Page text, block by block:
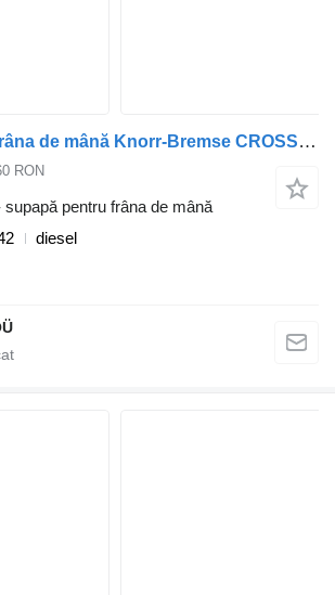
Supapă pentru frâna de mână Knorr-Bremse CROSSWAY (01.06-) DPM61EY pentru autobuz Irisbus Arway, Crossway, Crealis, Magelys, Proway, Daily Tourys (2006-)
RON
pentru frâna de mână
diesel